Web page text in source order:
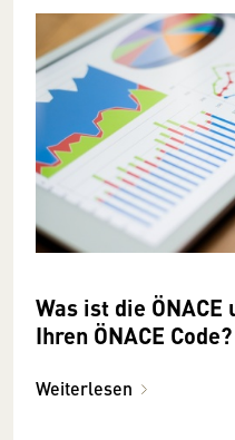
Was ist die
Ihren ÖNACE Code?
Weiterlesen